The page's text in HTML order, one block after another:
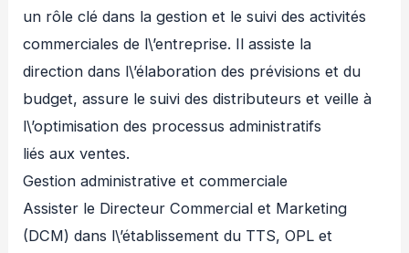
un rôle clé dans la gestion et le suivi des activités
commerciales de l\’entreprise. Il assiste la
direction dans l\’élaboration des prévisions et du
budget, assure le suivi des distributeurs et veille à
l\’optimisation des processus administratifs
liés aux ventes.
Gestion administrative et commerciale
Assister le Directeur Commercial et Marketing
(DCM) dans l\’établissement du TTS, OPL et